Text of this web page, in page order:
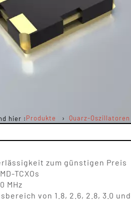
hier :Produkte Quarz-Oszillatoren
zum günstigen Preis
TCXOs
MHz
von 1.8, 2.6, 2.8, 3.0 und